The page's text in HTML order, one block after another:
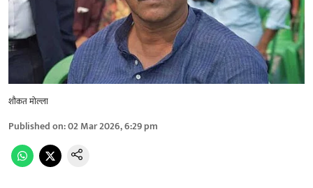
शौकत मोल्ला
Published on:02 Mar 2026, 6:29 pm